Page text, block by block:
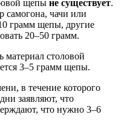
щепы не существует.
самогона, чачи или
грамм щепы, другие
20–50 грамм.
материал столовой
3–5 грамм щепы.
в течение которого
заявляют, что
что нужно 3–6